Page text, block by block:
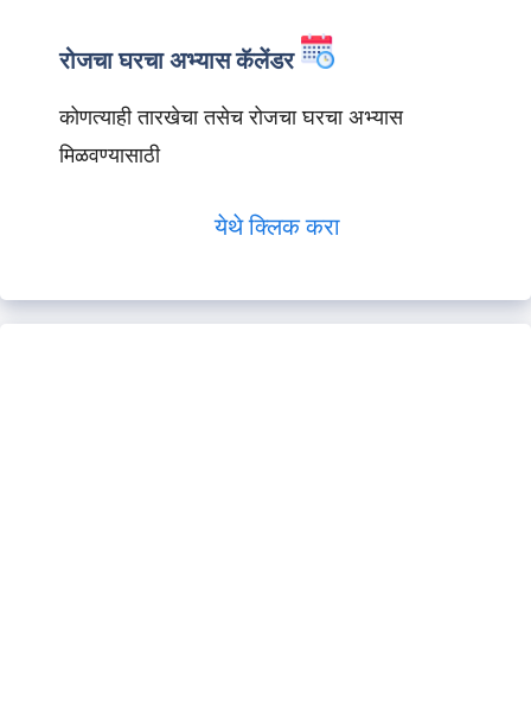
रोजचा घरचा अभ्यास कॅलेंडर
कोणत्याही तारखेचा तसेच रोजचा घरचा अभ्यास
मिळवण्यासाठी
येथे क्लिक करा